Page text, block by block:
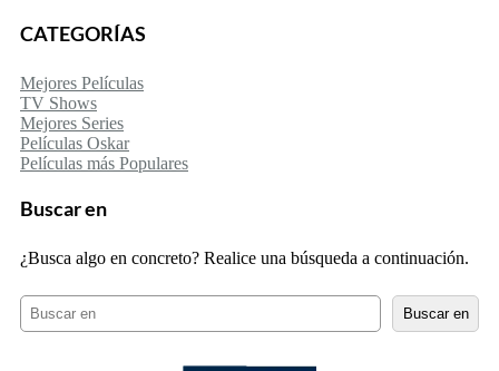
CATEGORÍAS
Mejores Películas
TV Shows
Mejores Series
Películas Oskar
Películas más Populares
Buscar en
¿Busca algo en concreto? Realice una búsqueda a continuación.
c
Buscar en